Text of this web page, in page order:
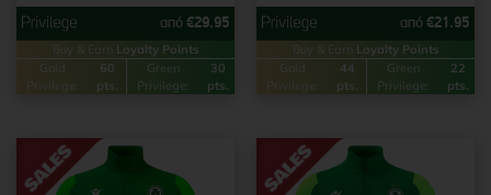
από €29.95
Buy & Earn Loyalty Points
Gold
Privilege:
60
pts.
Green
Privilege:
30
pts.
από €21.95
Buy & Earn Loyalty Points
Gold
Privilege:
44
pts.
Green
Privilege:
22
pts.